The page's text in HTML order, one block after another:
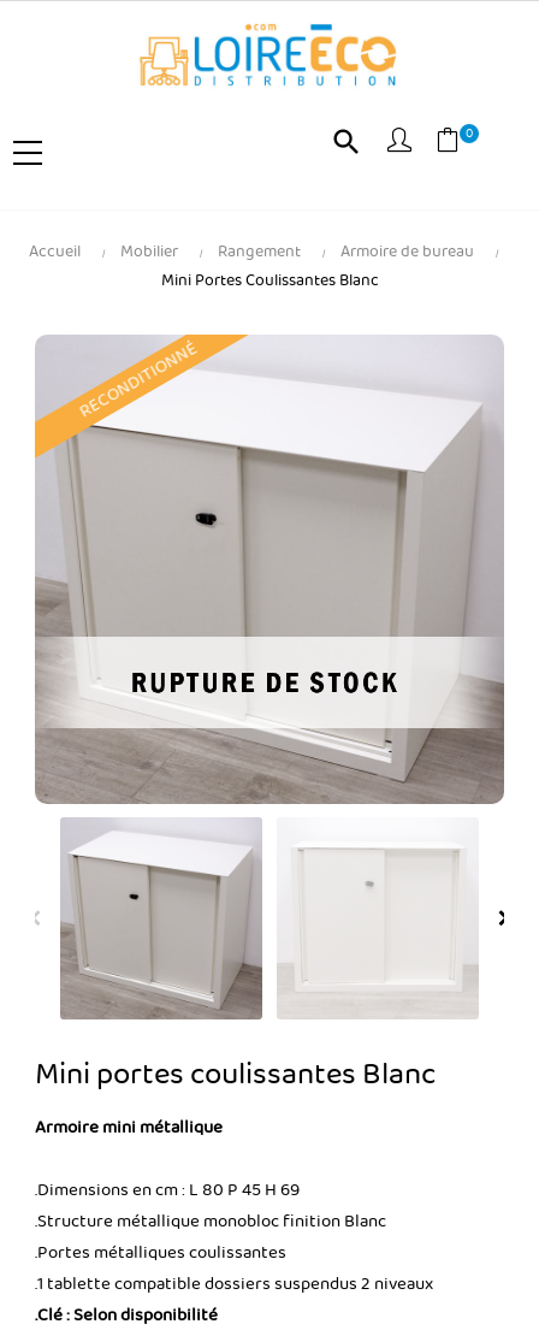
search 0
Accueil Mobilier Rangement
Armoire de bureau
Mini Portes Coulissantes Blanc
RECONDITIONNÉ
Mini portes coulissantes Blanc
Armoire mini métallique
.Dimensions en cm : L 80 P 45 H 69
.Structure métallique monobloc finition Blanc
.Portes métalliques coulissantes
.1 tablette compatible dossiers suspendus 2 niveaux
.Clé : Selon disponibilité